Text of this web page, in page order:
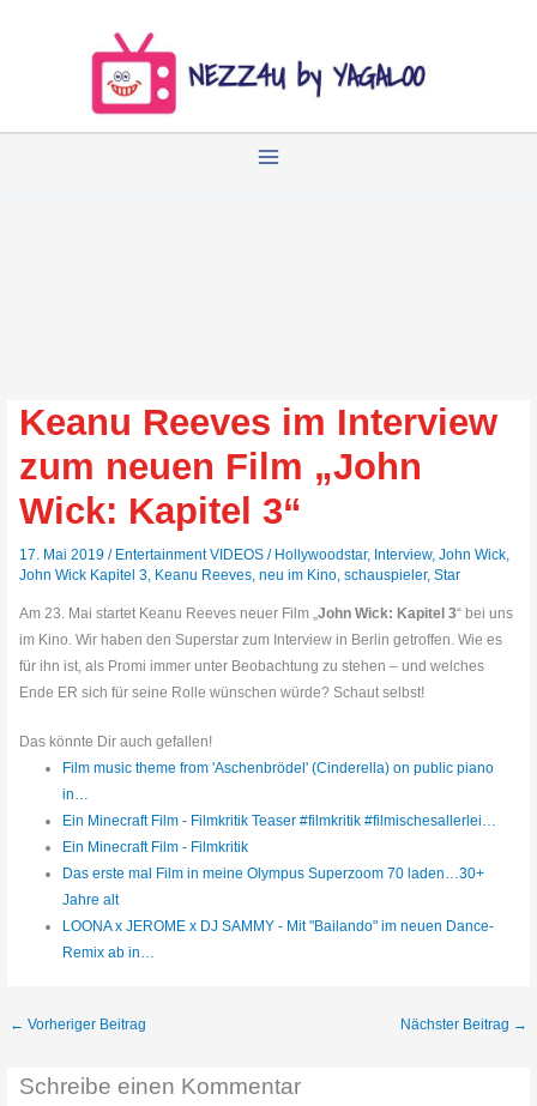
Keanu Reeves im Interview
zum neuen Film „John
Wick: Kapitel 3“
17. Mai 2019/ Entertainment VIDEOS / Hollywoodstar, Interview,John Wick
John Wick Kapitel 3 Keanu Reeves ,neu im Kino ,schauspieler,Star
Am 23. Mai startet Keanu Reeves neuer Film „John Wick: Kapitel 3“ bei uns
im Kino. Wir haben den Superstar zum Interview in Berlin getroffen. Wie es
für ihn ist, als Promi immer unter Beobachtung zu stehen – und welches
Ende ER sich für seine Rolle wünschen würde? Schaut selbst!
Das könnte Dir auch gefallen!
Film music theme from 'Aschenbrödel' (Cinderella) on public piano
in…
Ein Minecraft Film - Filmkritik Teaser #filmkritik #filmischesallerlei…
Ein Minecraft Film - Filmkritik
Das erste mal Film in meine Olympus Superzoom 70 laden…30+
Jahre alt
LOONA x JEROME x DJ SAMMY - Mit "Bailando" im neuen Dance-
Remix ab in…
← Vorheriger Beitrag Nächster Beitrag →
Schreibe einen Kommentar